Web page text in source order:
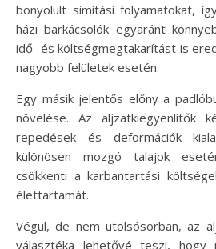
bonyolult simítási folyamatokat,
házi barkácsolók egyaránt
idő- és költségmegtakarítást is
nagyobb felületek esetén.
Egy másik jelentős előny a
növelése. Az aljzatkiegyenlítők
repedések és deformációk
különösen mozgó talajok
csökkenti a karbantartási
élettartamát.
Végül, de nem utolsósorban, az
választéka lehetővé teszi, hogy